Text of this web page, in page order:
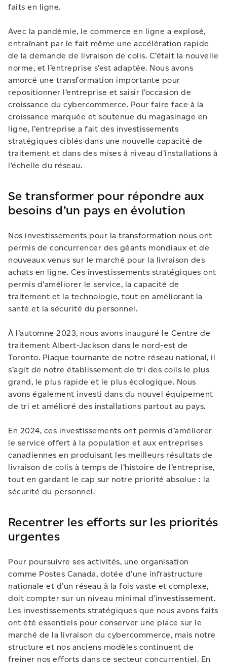
faits en ligne.
Avec la pandémie, le commerce en ligne a explosé,
entraînant par le fait même une accélération rapide
de la demande de livraison de colis. C’était la nouvelle
norme, et l’entreprise s’est adaptée. Nous avons
amorcé une transformation importante pour
repositionner l’entreprise et saisir l’occasion de
croissance du cybercommerce. Pour faire face à la
croissance marquée et soutenue du magasinage en
ligne, l’entreprise a fait des investissements
stratégiques ciblés dans une nouvelle capacité de
traitement et dans des mises à niveau d’installations à
l’échelle du réseau.
Se transformer pour répondre aux
besoins d’un pays en évolution
Nos investissements pour la transformation nous ont
permis de concurrencer des géants mondiaux et de
nouveaux venus sur le marché pour la livraison des
achats en ligne. Ces investissements stratégiques ont
permis d’améliorer le service, la capacité de
traitement et la technologie, tout en améliorant la
santé et la sécurité du personnel.
À l’automne 2023, nous avons inauguré le Centre de
traitement Albert-Jackson dans le nord-est de
Toronto. Plaque tournante de notre réseau national, il
s’agit de notre établissement de tri des colis le plus
grand, le plus rapide et le plus écologique. Nous
avons également investi dans du nouvel équipement
de tri et amélioré des installations partout au pays.
En 2024, ces investissements ont permis d’améliorer
le service offert à la population et aux entreprises
canadiennes en produisant les meilleurs résultats de
livraison de colis à temps de l’histoire de l’entreprise,
tout en gardant le cap sur notre priorité absolue : la
sécurité du personnel.
Recentrer les efforts sur les priorités
urgentes
Pour poursuivre ses activités, une organisation
comme Postes Canada, dotée d’une infrastructure
nationale et d’un réseau à la fois vaste et complexe,
doit compter sur un niveau minimal d’investissement.
Les investissements stratégiques que nous avons faits
ont été essentiels pour conserver une place sur le
marché de la livraison du cybercommerce, mais notre
structure et nos anciens modèles continuent de
freiner nos efforts dans ce secteur concurrentiel. En